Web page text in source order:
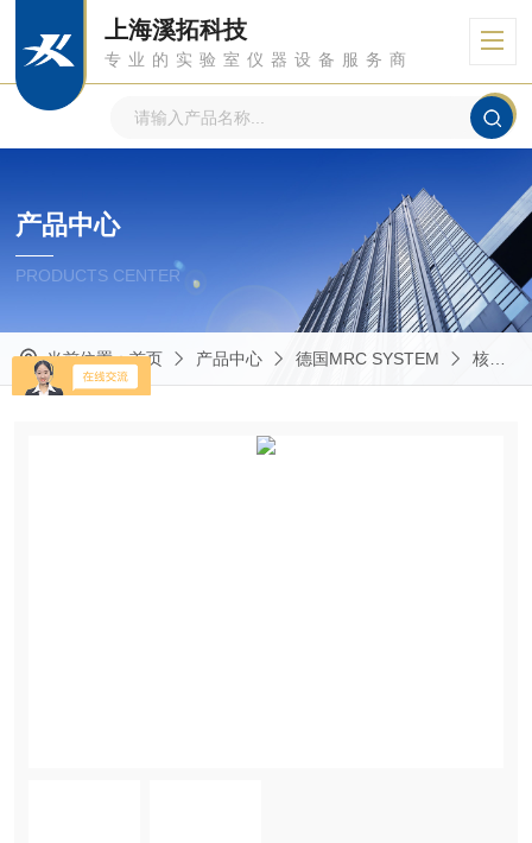
上海溪拓科技
专业的实验室仪器设备服务商
产品中心
PRODUCTS CENTER
当前位置：首页 产品中心 德国MRC SYSTEM 核磁MRI面部表情监控仪